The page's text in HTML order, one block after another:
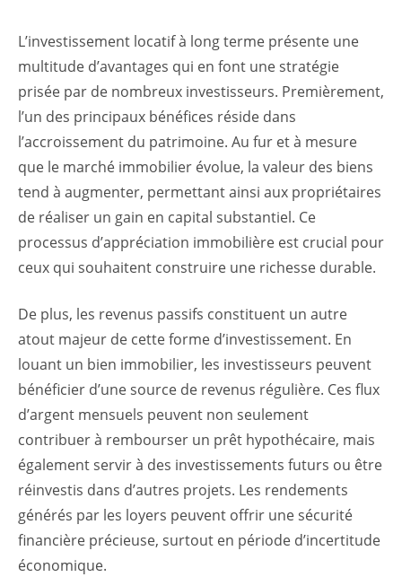
L’investissement locatif à long terme présente une
multitude d’avantages qui en font une stratégie
prisée par de nombreux investisseurs. Premièrement,
l’un des principaux bénéfices réside dans
l’accroissement du patrimoine. Au fur et à mesure
que le marché immobilier évolue, la valeur des biens
tend à augmenter, permettant ainsi aux propriétaires
de réaliser un gain en capital substantiel. Ce
processus d’appréciation immobilière est crucial pour
ceux qui souhaitent construire une richesse durable.
De plus, les revenus passifs constituent un autre
atout majeur de cette forme d’investissement. En
louant un bien immobilier, les investisseurs peuvent
bénéficier d’une source de revenus régulière. Ces flux
d’argent mensuels peuvent non seulement
contribuer à rembourser un prêt hypothécaire, mais
également servir à des investissements futurs ou être
réinvestis dans d’autres projets. Les rendements
générés par les loyers peuvent offrir une sécurité
financière précieuse, surtout en période d’incertitude
économique.